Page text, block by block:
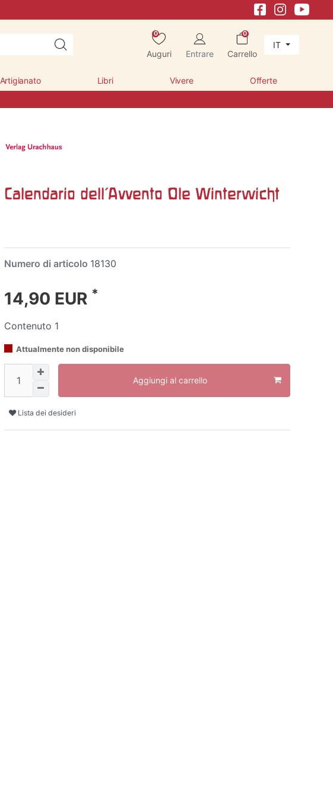
0
Auguri Entrare
0
Carrello
IT
Artigianato Libri Vivere Offerte
Calendario dell'Avvento Ole Winterwicht
Numero di articolo 18130
14,90 EUR *
Contenuto 1
Attualmente non disponibile
Aggiungi al carrello
Lista dei desideri